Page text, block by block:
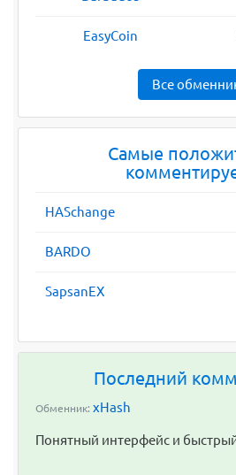
EasyCoin
Все
Самые
HASchange
BARDO
SapsanEX
Последний
Обменник: xHash
Понятный интерфейс и